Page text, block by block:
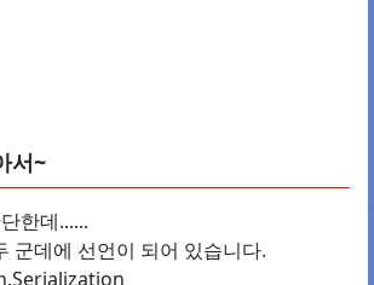
서~
한데......
군데에 선언이 되어 있습니다.